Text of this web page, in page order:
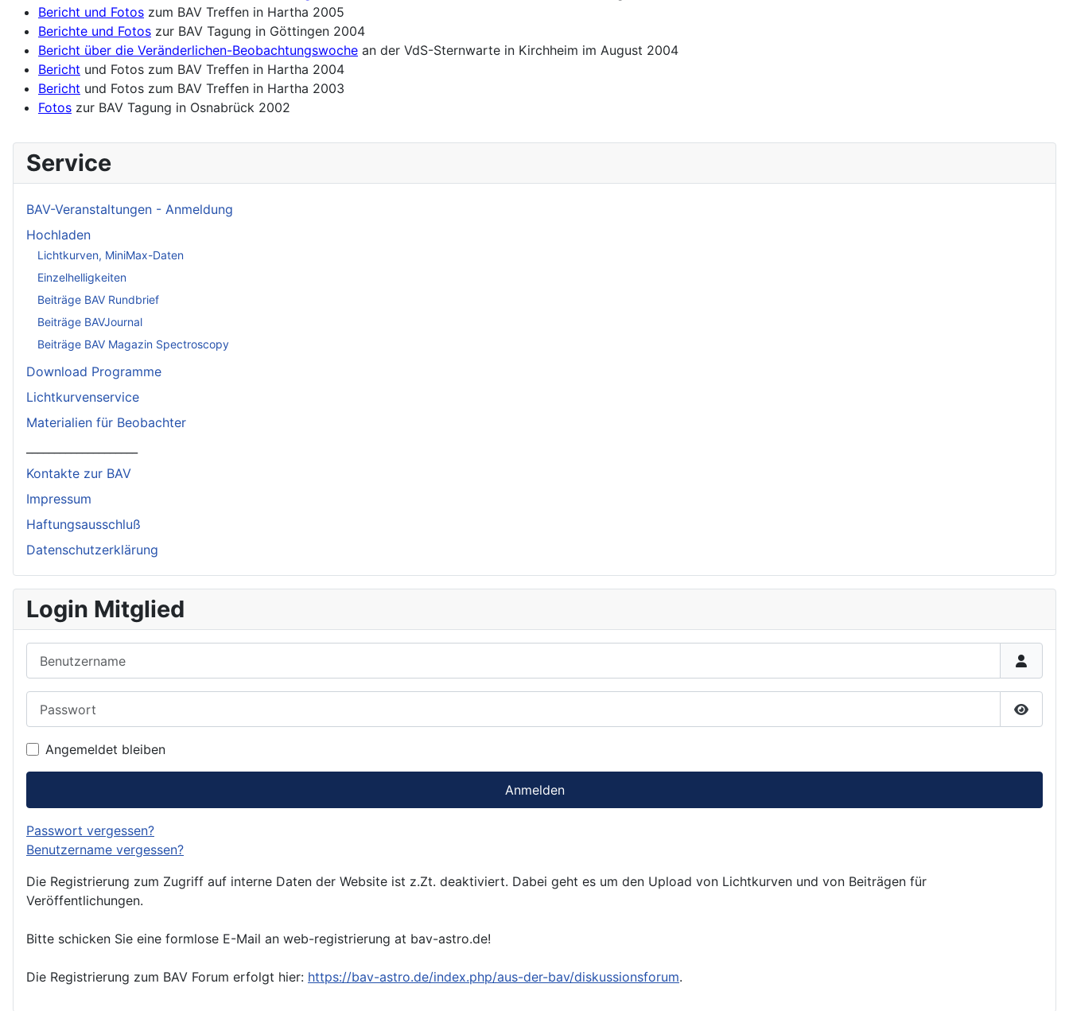
Bericht und Fotos zum BAV Treffen in Hartha 2005
Berichte und Fotos zur BAV Tagung in Göttingen 2004
Bericht über die Veränderlichen-Beobachtungswoche an der VdS-Sternwarte in Kirchheim im August 2004
Bericht und Fotos zum BAV Treffen in Hartha 2004
Bericht und Fotos zum BAV Treffen in Hartha 2003
Fotos zur BAV Tagung in Osnabrück 2002
Service
BAV-Veranstaltungen - Anmeldung
Hochladen
Lichtkurven, MiniMax-Daten
Einzelhelligkeiten
Beiträge BAV Rundbrief
Beiträge BAVJournal
Beiträge BAV Magazin Spectroscopy
Download Programme
Lichtkurvenservice
Materialien für Beobachter
Kontakte zur BAV
Impressum
Haftungsausschluß
Datenschutzerklärung
Login Mitglied
Angemeldet bleiben
Anmelden
Passwort vergessen?
Benutzername vergessen?
Die Registrierung zum Zugriff auf interne Daten der Website ist z.Zt. deaktiviert. Dabei geht es um den Upload von Lichtkurven und von Beiträgen für
Veröffentlichungen.
Bitte schicken Sie eine formlose E-Mail an web-registrierung at bav-astro.de!
Die Registrierung zum BAV Forum erfolgt hier: https://bav-astro.de/index.php/aus-der-bav/diskussionsforum.